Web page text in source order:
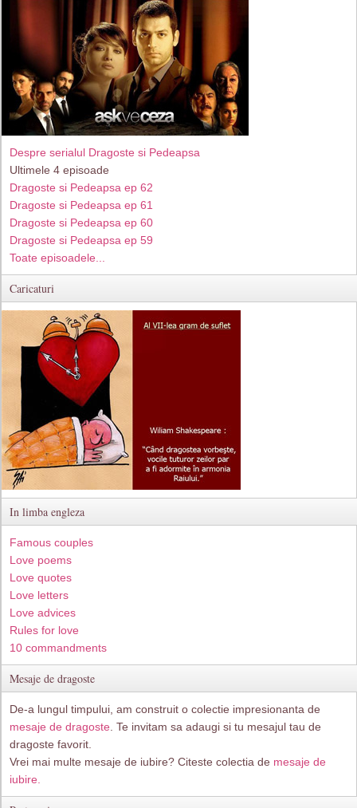
Despre serialul Dragoste si Pedeapsa
Ultimele 4 episoade
Dragoste si Pedeapsa ep 62
Dragoste si Pedeapsa ep 61
Dragoste si Pedeapsa ep 60
Dragoste si Pedeapsa ep 59
Toate episoadele...
Caricaturi
In limba engleza
Famous couples
Love poems
Love quotes
Love letters
Love advices
Rules for love
10 commandments
Mesaje de dragoste
De-a lungul timpului, am construit o colectie impresionanta de
mesaje de dragoste . Te invitam sa adaugi si tu mesajul tau de
dragoste favorit.
Vrei mai multe mesaje de iubire? Citeste colectia de mesaje de
iubire.